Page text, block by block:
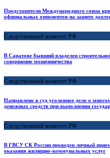
Представители Международного союза
официальных оппонентов на защите
Следственный комитет РФ
В Саратове бывший владелец
совершение мошенничества
Следственный комитет РФ
Направлено в суд уголовное дело о
денежных средств при выполнении
Следственный комитет РФ
В ГВСУ СК России проведен личный
оказания жилищно-коммунальных услуг